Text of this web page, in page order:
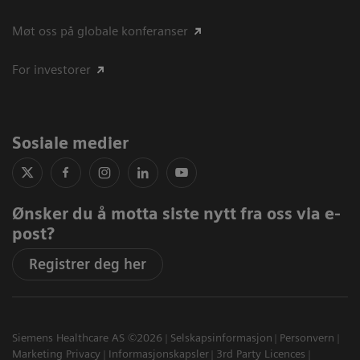
Møt oss på globale konferanser
For investorer
Sosiale medier
Ønsker du å motta siste nytt fra oss via e-
post?
Registrer deg her
Siemens Healthcare AS ©2026 Selskapsinformasjon
Personvern
Marketing Privacy
Informasjonskapsler
3rd Party Licences